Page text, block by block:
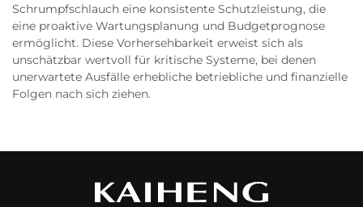
Schrumpfschlauch eine konsistente Schutzleistung, die
eine proaktive Wartungsplanung und Budgetprognose
ermöglicht. Diese Vorhersehbarkeit erweist sich als
unschätzbar wertvoll für kritische Systeme, bei denen
unerwartete Ausfälle erhebliche betriebliche und finanzielle
Folgen nach sich ziehen.